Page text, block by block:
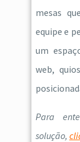
mesas
equipe e
um
web,
Para
solução,